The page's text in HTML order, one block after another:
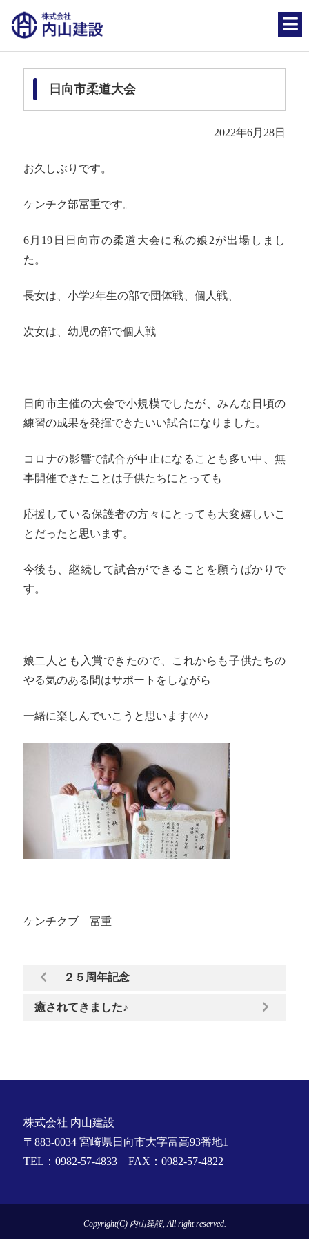
日向市柔道大会
2022年6月28日
お久しぶりです。
ケンチク部冨重です。
6月19日日向市の柔道大会に私の娘2が出場しまし
た。
長女は、小学2年生の部で団体戦、個人戦、
次女は、幼児の部で個人戦
日向市主催の大会で小規模でしたが、みんな日頃の
練習の成果を発揮できたいい試合になりました。
コロナの影響で試合が中止になることも多い中、無
事開催できたことは子供たちにとっても
応援している保護者の方々にとっても大変嬉しいこ
とだったと思います。
今後も、継続して試合ができることを願うばかりで
す。
娘二人とも入賞できたので、これからも子供たちの
やる気のある間はサポートをしながら
一緒に楽しんでいこうと思います(^^♪
ケンチクブ 冨重
２５周年記念
癒されてきました♪
株式会社 内山建設
〒883-0034 宮崎県日向市大字富高93番地1
TEL：0982-57-4833 FAX：0982-57-4822
Copyright(C) 内山建設, All right reserved.